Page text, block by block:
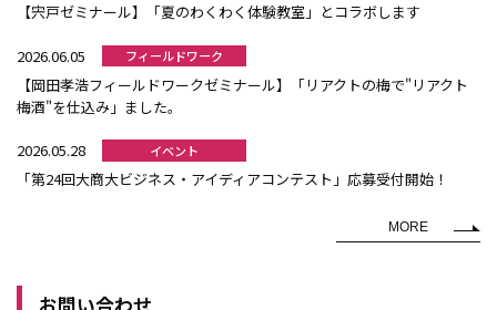
【宍戸ゼミナール】「夏のわくわく体験教室」とコラボします
2026.06.05 フィールドワーク
【岡田孝浩フィールドワークゼミナール】「リアクトの梅で"リアクト
梅酒"を仕込み」ました。
2026.05.28 イベント
「第24回大商大ビジネス・アイディアコンテスト」応募受付開始！
MORE
お問い合わせ